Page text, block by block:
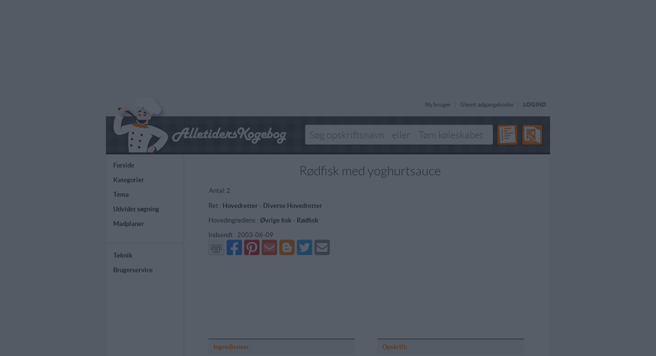
Ny bruger Glemt adgangskoder LOGIND
Forside
Kategorier
Tema
Udvidet søgning
Madplaner
Teknik
Brugerservice
Rødfisk med yoghurtsauce
Antal: 2
Ret : Hovedretter- Diverse Hovedretter
Hovedingrediens : Øvrige fisk- Rødfisk
Indsendt : 2003-06-09
Del
på
Facebook
Del
på
Pinterest
Send
via
GMail
Del
på
Blogger
Del
på
Twitter
Send
mail
Ingredienser:
Opskrift: